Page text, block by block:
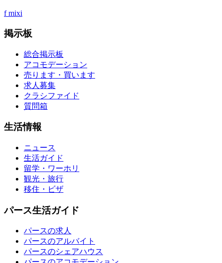
f mixi
掲示板
総合掲示板
アコモデーション
売ります・買います
求人募集
クラシファイド
質問箱
生活情報
ニュース
生活ガイド
留学・ワーホリ
観光・旅行
移住・ビザ
パース生活ガイド
パースの求人
パースのアルバイト
パースのシェアハウス